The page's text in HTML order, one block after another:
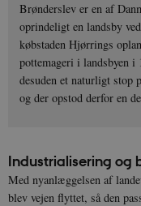
Brønderslev er en af
oprindeligt en landsby
købstaden Hjørrings
pottemageri i landsbyen
desuden et naturligt stop
og der opstod derfor en
Industrialisering og
Med nyanlæggelsen af
blev vejen flyttet, så den